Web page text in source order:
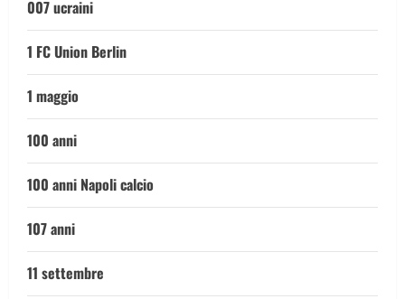
007 ucraini
1 FC Union Berlin
1 maggio
100 anni
100 anni Napoli calcio
107 anni
11 settembre